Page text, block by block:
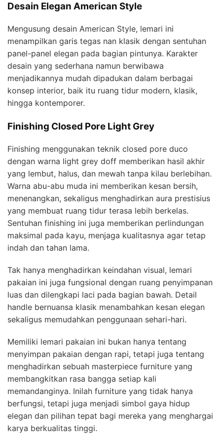
Desain Elegan American Style
Mengusung desain American Style, lemari ini
menampilkan garis tegas nan klasik dengan sentuhan
panel-panel elegan pada bagian pintunya. Karakter
desain yang sederhana namun berwibawa
menjadikannya mudah dipadukan dalam berbagai
konsep interior, baik itu ruang tidur modern, klasik,
hingga kontemporer.
Finishing Closed Pore Light Grey
Finishing menggunakan teknik closed pore duco
dengan warna light grey doff memberikan hasil akhir
yang lembut, halus, dan mewah tanpa kilau berlebihan.
Warna abu-abu muda ini memberikan kesan bersih,
menenangkan, sekaligus menghadirkan aura prestisius
yang membuat ruang tidur terasa lebih berkelas.
Sentuhan finishing ini juga memberikan perlindungan
maksimal pada kayu, menjaga kualitasnya agar tetap
indah dan tahan lama.
Tak hanya menghadirkan keindahan visual, lemari
pakaian ini juga fungsional dengan ruang penyimpanan
luas dan dilengkapi laci pada bagian bawah. Detail
handle bernuansa klasik menambahkan kesan elegan
sekaligus memudahkan penggunaan sehari-hari.
Memiliki lemari pakaian ini bukan hanya tentang
menyimpan pakaian dengan rapi, tetapi juga tentang
menghadirkan sebuah masterpiece furniture yang
membangkitkan rasa bangga setiap kali
memandanginya. Inilah furniture yang tidak hanya
berfungsi, tetapi juga menjadi simbol gaya hidup
elegan dan pilihan tepat bagi mereka yang menghargai
karya berkualitas tinggi.